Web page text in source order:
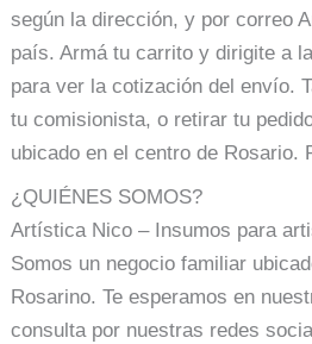
según la dirección, y por correo
país. Armá tu carrito y dirigite a
para ver la cotización del envío.
tu comisionista, o retirar tu
ubicado en el centro de Rosario.
¿QUIÉNES SOMOS?
Artística Nico – Insumos para
Somos un negocio familiar
Rosarino. Te esperamos en
consulta por nuestras redes